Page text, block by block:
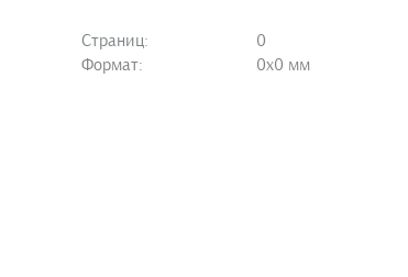
Страниц:
0
Формат:
0х0 мм